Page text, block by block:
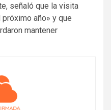
señaló que la visita
año» y que
mantener